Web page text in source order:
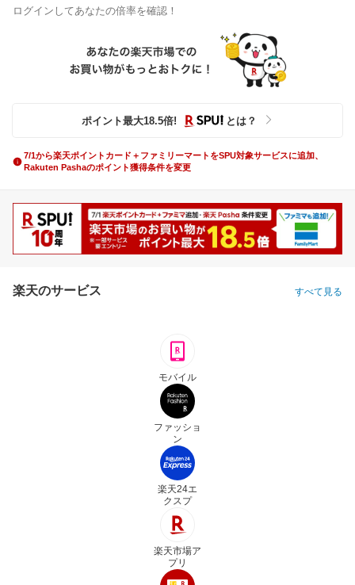
ログインしてあなたの倍率を確認！
ポイント最大18.5倍! とは？
7/1から楽天ポイントカード＋ファミリーマートをSPU対象サービスに追加、
Rakuten Pashaのポイント獲得条件を変更
楽天のサービス すべて見る
モバイル
ファッショ
ン
楽天24エ
クスプ
楽天市場ア
プリ